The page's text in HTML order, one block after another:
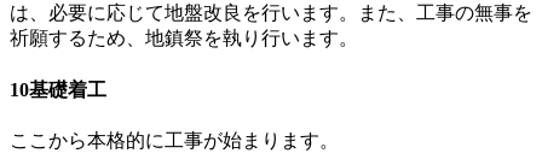
は、必要に応じて地盤改良を行います。また、工事の無事を
祈願するため、地鎮祭を執り行います。
10基礎着工
ここから本格的に工事が始まります。